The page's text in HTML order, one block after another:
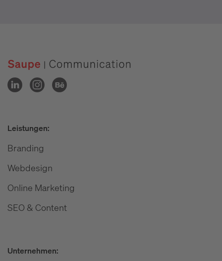
Leistungen:
Branding
Webdesign
Online Marketing
SEO & Content
Unternehmen: